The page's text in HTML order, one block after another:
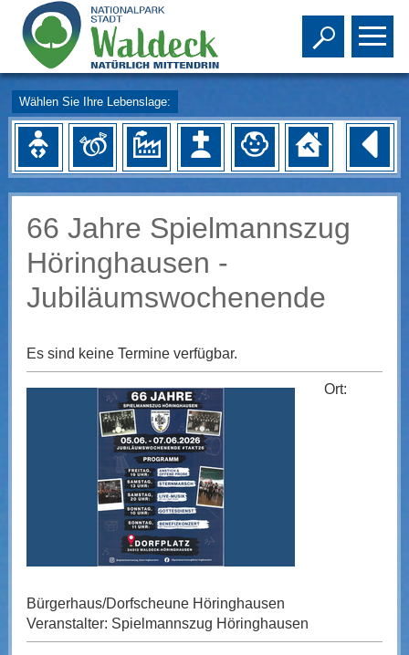
Toggle
Wählen Sie Ihre Lebenslage:
66 Jahre Spielmannszug
Höringhausen -
Jubiläumswochenende
Es sind keine Termine verfügbar.
Ort:
Bürgerhaus/Dorfscheune Höringhausen
Veranstalter: Spielmannszug Höringhausen